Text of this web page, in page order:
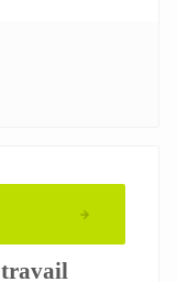
travail